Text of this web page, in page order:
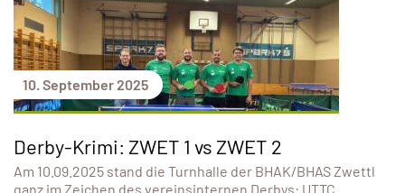
10. September 2025
Derby-Krimi: ZWET 1 vs ZWET 2
Am 10.09.2025 stand die Turnhalle der BHAK/BHAS Zwettl
ganz im Zeichen des vereinsinternen Derbys: UTTC